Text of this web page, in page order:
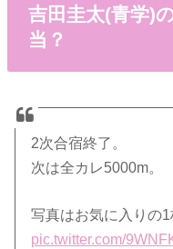
吉田圭太(青学)
当？
2次合宿終了。
次は全カレ5000m。
写真はお気に入りの1
pic.twitter.com/